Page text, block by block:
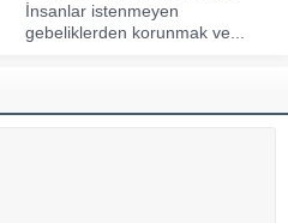
İnsanlar istenmeyen
gebeliklerden korunmak ve...